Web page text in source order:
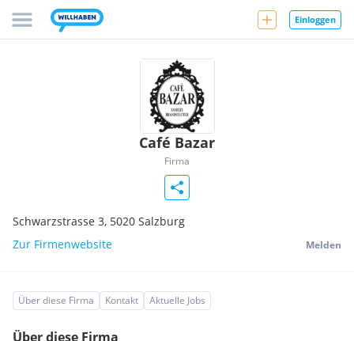
Einloggen
Café Bazar
Firma
Schwarzstrasse 3, 5020 Salzburg
Zur Firmenwebsite
Melden
Über diese Firma Kontakt Aktuelle Jobs
Über diese Firma